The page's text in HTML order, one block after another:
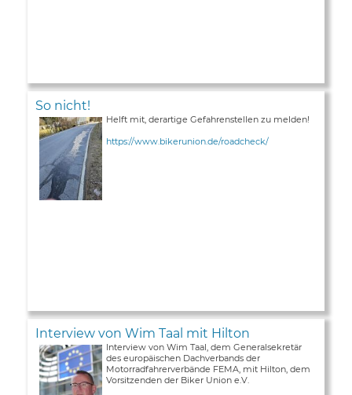
So nicht!
Helft mit, derartige Gefahrenstellen zu melden!
https://www.bikerunion.de/roadcheck/
Interview von Wim Taal mit Hilton
Interview von Wim Taal, dem Generalsekretär
des europäischen Dachverbands der
Motorradfahrerverbände FEMA, mit Hilton, dem
Vorsitzenden der Biker Union e.V.